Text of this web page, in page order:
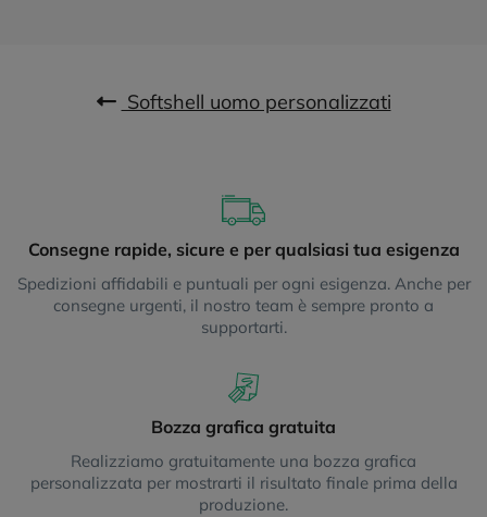
Softshell uomo personalizzati
Consegne rapide, sicure e per qualsiasi tua esigenza
Spedizioni affidabili e puntuali per ogni esigenza. Anche per
consegne urgenti, il nostro team è sempre pronto a
supportarti.
Bozza grafica gratuita
Realizziamo gratuitamente una bozza grafica
personalizzata per mostrarti il risultato finale prima della
produzione.